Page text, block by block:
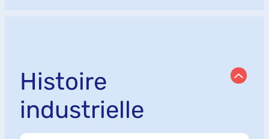
Histoire
industrielle